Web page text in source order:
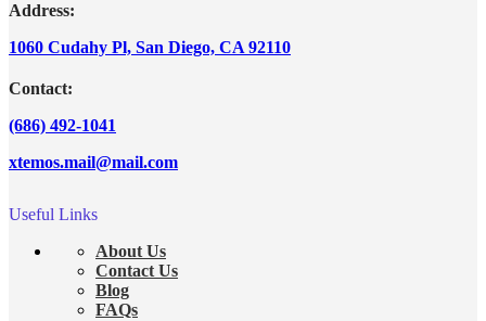
Address:
1060 Cudahy Pl, San Diego, CA 92110
Contact:
(686) 492-1041
xtemos.mail@mail.com
Useful Links
About Us
Contact Us
Blog
FAQs